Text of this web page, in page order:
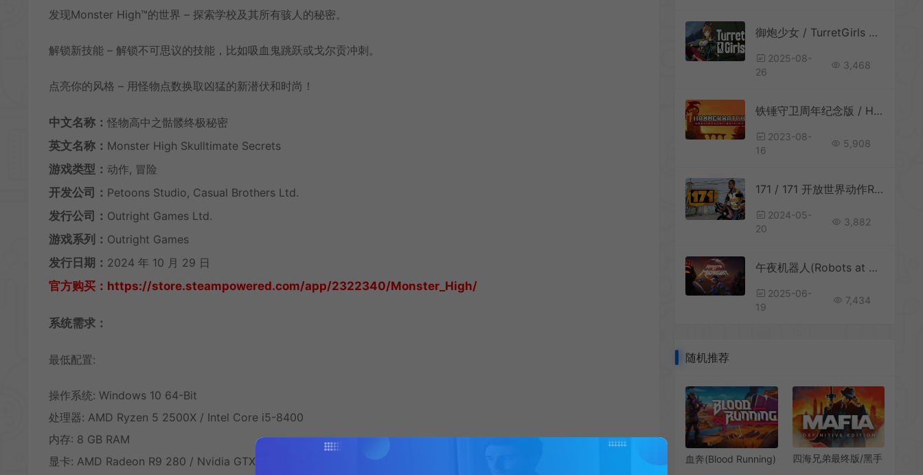
发现Monster High™的世界 – 探索学校及其所有骇人的秘密。
解锁新技能 – 解锁不可思议的技能，比如吸血鬼跳跃或戈尔贡冲刺。
点亮你的风格 – 用怪物点数换取凶猛的新潜伏和时尚！
中文名称： 怪物高中之骷髅终极秘密
英文名称： Monster High Skulltimate Secrets
游戏类型： 动作, 冒险
开发公司： Petoons Studio, Casual Brothers Ltd.
发行公司： Outright Games Ltd.
游戏系列： Outright Games
发行日期： 2024 年 10 月 29 日
官方购买：https://store.steampowered.com/app/2322340/Monster_High/
系统需求：
最低配置:
操作系统: Windows 10 64-Bit
处理器: AMD Ryzen 5 2500X / Intel Core i5-8400
内存: 8 GB RAM
显卡: AMD Radeon R9 280 / Nvidia GTX 960
御炮少女 / TurretGirls 卡通塔防动作射击游戏
2025-08-
26
3,468
铁锤守卫周年纪念版 / Hammerwatch Anniversary Edition 像素地牢动作冒险游戏
2023-08-
16
5,908
171 / 171 开放世界动作RPG游戏
2024-05-
20
3,882
午夜机器人(Robots at Midnight)科幻动作RPG游戏|下载
2025-06-
19
7,434
随机推荐
血奔(Blood Running)
四海兄弟最终版/黑手